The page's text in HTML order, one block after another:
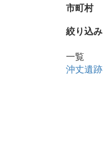
市町村
絞り込み
一覧
沖丈遺跡